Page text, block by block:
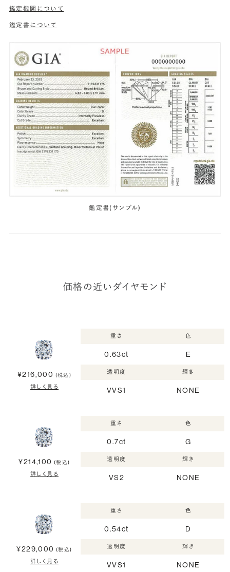
鑑定機関について
鑑定書について
鑑定書(サンプル)
価格の近いダイヤモンド
¥216,000 (税込)
詳しく見る
重さ
0.63ct
色
E
透明度
VVS1
輝き
NONE
¥214,100 (税込)
詳しく見る
重さ
0.7ct
色
G
透明度
VS2
輝き
NONE
¥229,000 (税込)
詳しく見る
重さ
0.54ct
色
D
透明度
VVS1
輝き
NONE